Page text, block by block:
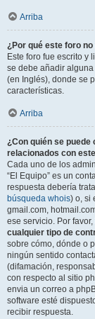
Arriba
¿Por qué este foro
Este foro fue escrito y
se debe añadir
(en Inglés), donde se
características.
Arriba
¿Con quién se
relacionados con
Cada uno de los
“El Equipo” es un
respuesta debería
búsqueda whois) o, si
gmail.com,
ese servicio. Por
cualquier tipo de
sobre cómo, dónde o
ningún sentido
(difamación,
con respecto al sitio
envia un correo a
software esté
recibir respuesta.